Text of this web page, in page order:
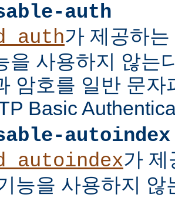
auth
가 제공하
을 사용하지 않는
암호를 일반 문자
Basic
autoindex
가 제
능을 사용하지 않